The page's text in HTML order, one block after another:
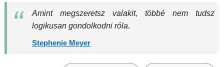
Amint megszeretsz valakit, többé nem tudsz
logikusan gondolkodni róla.
Stephenie Meyer